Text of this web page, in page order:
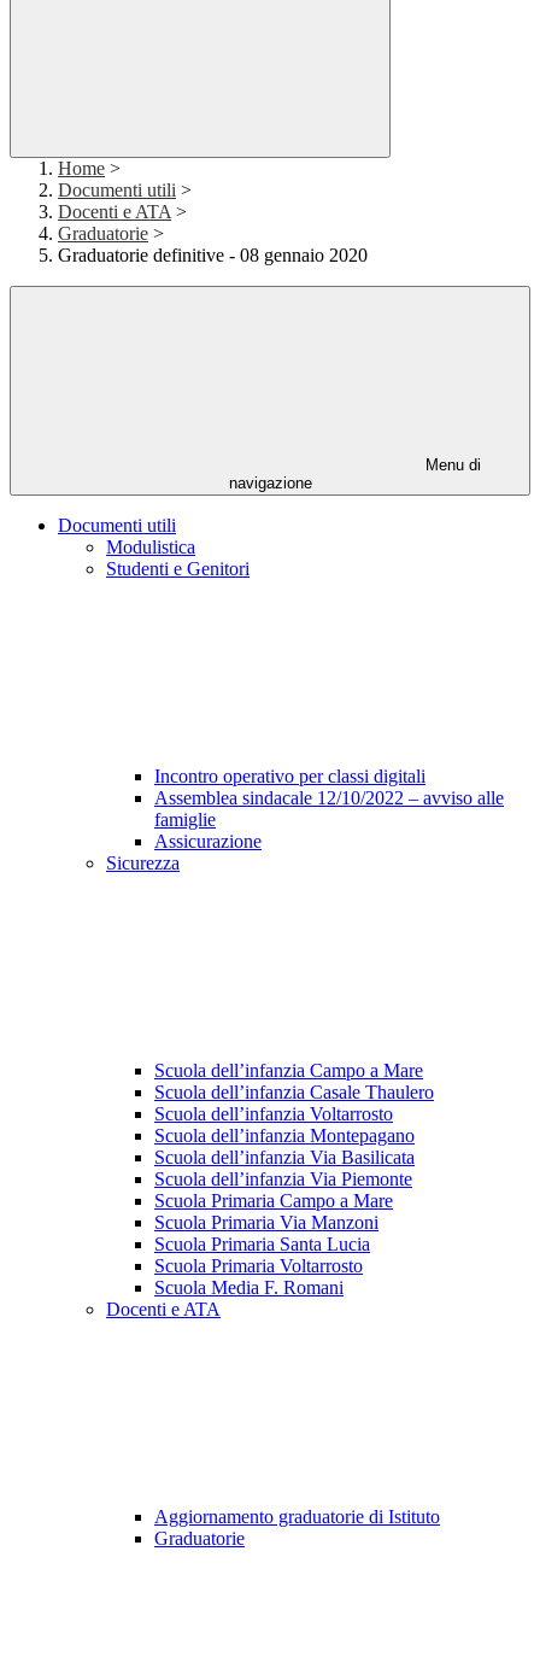
Home >
Documenti utili >
Docenti e ATA >
Graduatorie >
Graduatorie definitive - 08 gennaio 2020
Menu di
navigazione
Documenti utili
Modulistica
Studenti e Genitori
Incontro operativo per classi digitali
Assemblea sindacale 12/10/2022 – avviso alle
famiglie
Assicurazione
Sicurezza
Scuola dell’infanzia Campo a Mare
Scuola dell’infanzia Casale Thaulero
Scuola dell’infanzia Voltarrosto
Scuola dell’infanzia Montepagano
Scuola dell’infanzia Via Basilicata
Scuola dell’infanzia Via Piemonte
Scuola Primaria Campo a Mare
Scuola Primaria Via Manzoni
Scuola Primaria Santa Lucia
Scuola Primaria Voltarrosto
Scuola Media F. Romani
Docenti e ATA
Aggiornamento graduatorie di Istituto
Graduatorie